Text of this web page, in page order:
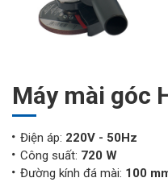
Máy mài góc
Điện áp: 220V - 50Hz
Công suất: 720 W
Đường kính đá mài: 100